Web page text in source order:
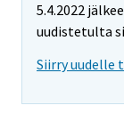
5.4.2022
uudistetulta
Siirry uudelle